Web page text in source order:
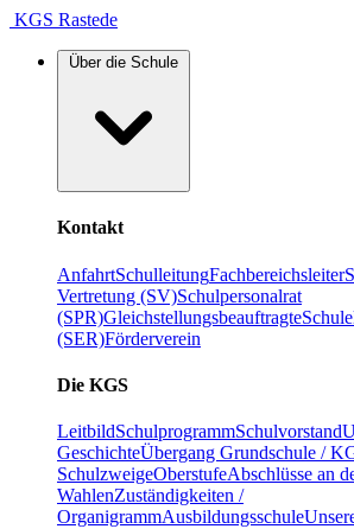
KGS Rastede
Über die Schule
Kontakt
AnfahrtSchulleitungFachbereichsleiter
Vertretung (SV)Schulpersonalrat
(SPR)Gleichstellungsbeauftragte
(SER)Förderverein
Die KGS
LeitbildSchulprogrammSchulvorstand
GeschichteÜbergang Grundschule /
SchulzweigeOberstufeAbschlüsse an
WahlenZuständigkeiten /
OrganigrammAusbildungsschule